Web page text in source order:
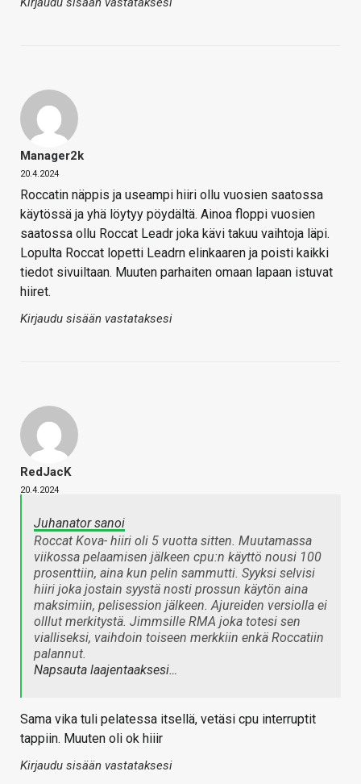
Manager2k
20.4.2024
Roccatin näppis ja useampi hiiri ollu vuosien saatossa
käytössä ja yhä löytyy pöydältä. Ainoa floppi vuosien
saatossa ollu Roccat Leadr joka kävi takuu vaihtoja läpi.
Lopulta Roccat lopetti Leadrn elinkaaren ja poisti kaikki
tiedot sivuiltaan. Muuten parhaiten omaan lapaan istuvat
hiiret.
Kirjaudu sisään vastataksesi
RedJacK
20.4.2024
Juhanator sanoi
Roccat Kova- hiiri oli 5 vuotta sitten. Muutamassa
viikossa pelaamisen jälkeen cpu:n käyttö nousi 100
prosenttiin, aina kun pelin sammutti. Syyksi selvisi
hiiri joka jostain syystä nosti prossun käytön aina
maksimiin, pelisession jälkeen. Ajureiden versiolla ei
olllut merkitystä. Jimmsille RMA joka totesi sen
vialliseksi, vaihdoin toiseen merkkiin enkä Roccatiin
palannut.
Napsauta laajentaaksesi…
Sama vika tuli pelatessa itsellä, vetäsi cpu interruptit
tappiin. Muuten oli ok hiiir
Kirjaudu sisään vastataksesi